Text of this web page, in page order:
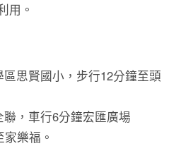
用。
思賢國小，步行12分鐘至頭
，車行6分鐘宏匯廣場
樂福。